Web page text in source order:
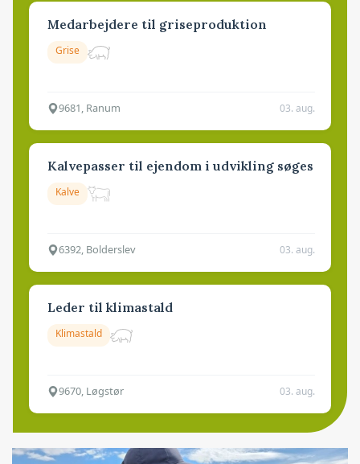
Medarbejdere til griseproduktion
Grise
9681, Ranum 03. aug.
Kalvepasser til ejendom i udvikling søges
Kalve
6392, Bolderslev 03. aug.
Leder til klimastald
Klimastald
9670, Løgstør 03. aug.